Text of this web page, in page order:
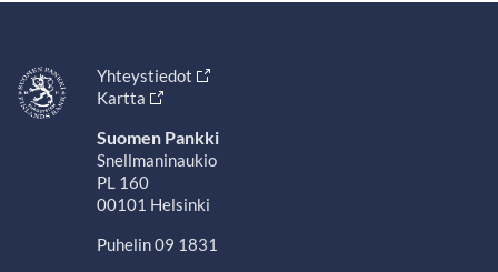
Yhteystiedot
Kartta
Suomen Pankki
Snellmaninaukio
PL 160
00101 Helsinki
Puhelin 09 1831